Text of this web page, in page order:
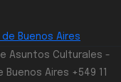
Asuntos Culturales -
Aires +549 11